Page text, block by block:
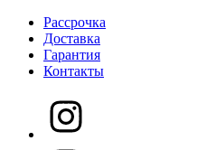
Рассрочка
Доставка
Гарантия
Контакты